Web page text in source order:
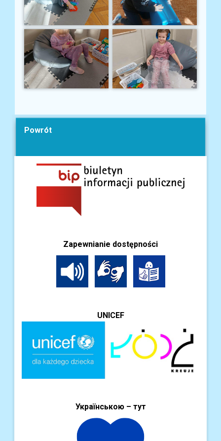
Powrót
Zapewnianie dostępności
UNICEF
Українською – тут